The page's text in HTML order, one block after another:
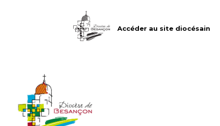
Accéder au site diocésain